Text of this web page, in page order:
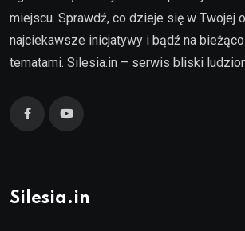
miejscu. Sprawdź, co dzieje się w Twojej
najciekawsze inicjatywy i bądź na
tematami. Silesia.in – serwis bliski
Silesia.in